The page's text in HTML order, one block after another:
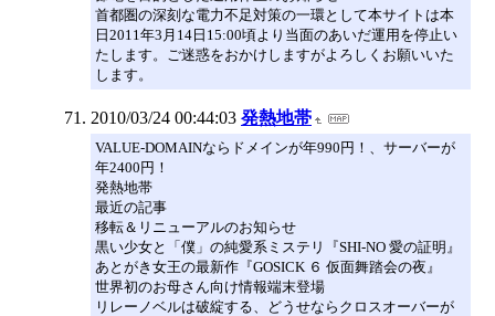
首都圏の深刻な電力不足対策の一環として本サイトは本
日2011年3月14日15:00頃より当面のあいだ運用を停止い
たします。ご迷惑をおかけしますがよろしくお願いいた
します。
2010/03/24 00:44:03 発熱地帯
VALUE-DOMAINならドメインが年990円！、サーバーが
年2400円！
発熱地帯
最近の記事
移転＆リニューアルのお知らせ
黒い少女と「僕」の純愛系ミステリ『SHI-NO 愛の証明』
あとがき女王の最新作『GOSICK ６ 仮面舞踏会の夜』
世界初のお母さん向け情報端末登場
リレーノベルは破綻する、どうせならクロスオーバーが